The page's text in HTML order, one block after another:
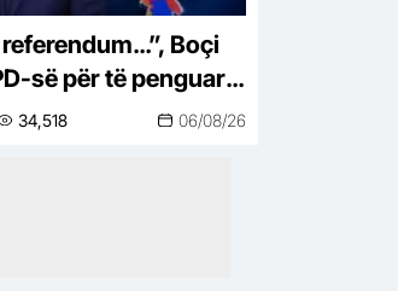
Boçi
së për të penguar
34,518 06/08/26